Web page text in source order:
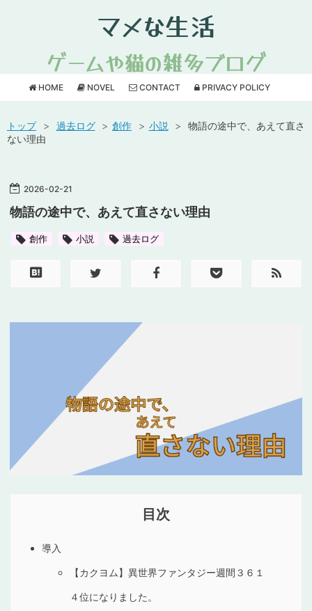
マメな生活
ゲームや猫の雑多ブログ
HOME NOVEL CONTACT PRIVACY POLICY
トップ > 過去ログ > 創作 > 小説 >
物語の途中で、あえて直さ
ない理由
2026-02-21
物語の途中で、あえて直さない理由
創作 小説 過去ログ
導入
【カクヨム】異世界ファンタジー週間３６１
４位になりました。